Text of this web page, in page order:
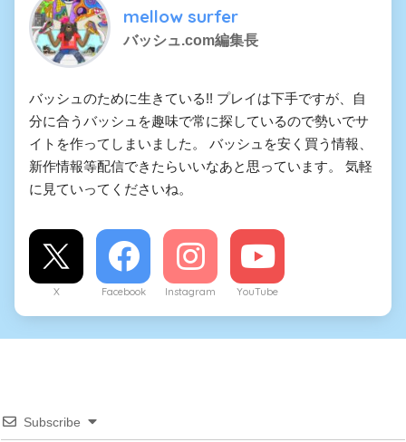
mellow surfer
バッシュ.com編集長
バッシュのために生きている!! プレイは下手ですが、自
分に合うバッシュを趣味で常に探しているので勢いでサ
イトを作ってしまいました。 バッシュを安く買う情報、
新作情報等配信できたらいいなあと思っています。 気軽
に見ていってくださいね。
X Facebook Instagram YouTube
Subscribe